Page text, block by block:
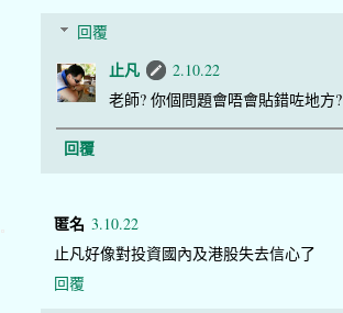
回覆
止凡
2.10.22
老師? 你個問題會唔會貼錯咗地方?
回覆
匿名 3.10.22
止凡好像對投資國內及港股失去信心了
回覆